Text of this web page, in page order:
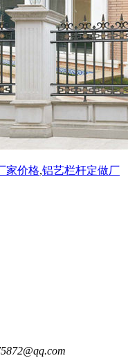
家价格,铝艺栏杆定做厂